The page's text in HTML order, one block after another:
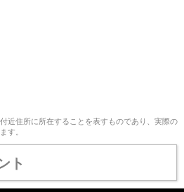
近住所に所在することを表すものであり、実際の
す。
ト